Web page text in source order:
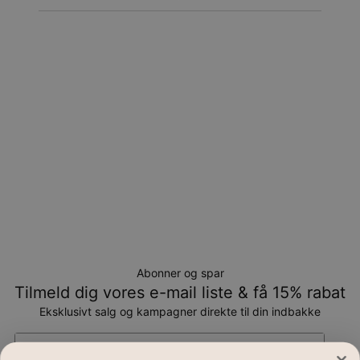
Abonner og spar
Tilmeld dig vores e-mail liste & få 15% rabat
Eksklusivt salg og kampagner direkte til din indbakke